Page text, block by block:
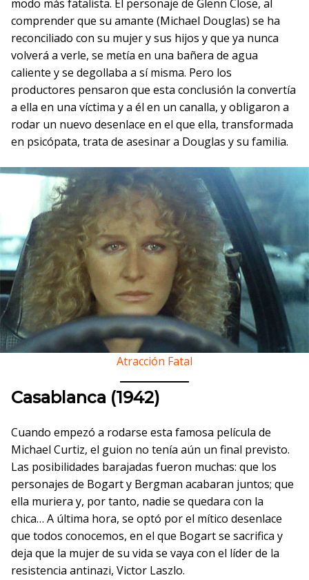
modo más fatalista. El personaje de Glenn Close, al
comprender que su amante (Michael Douglas) se ha
reconciliado con su mujer y sus hijos y que ya nunca
volverá a verle, se metía en una bañera de agua
caliente y se degollaba a sí misma. Pero los
productores pensaron que esta conclusión la convertía
a ella en una víctima y a él en un canalla, y obligaron a
rodar un nuevo desenlace en el que ella, transformada
en psicópata, trata de asesinar a Douglas y su familia.
Atracción Fatal
Casablanca (1942)
Cuando empezó a rodarse esta famosa película de
Michael Curtiz, el guion no tenía aún un final previsto.
Las posibilidades barajadas fueron muchas: que los
personajes de Bogart y Bergman acabaran juntos; que
ella muriera y, por tanto, nadie se quedara con la
chica… A última hora, se optó por el mítico desenlace
que todos conocemos, en el que Bogart se sacrifica y
deja que la mujer de su vida se vaya con el líder de la
resistencia antinazi, Victor Laszlo.